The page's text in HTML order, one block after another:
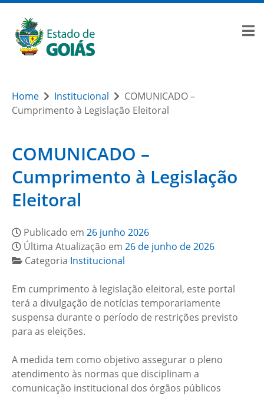
Home Institucional
COMUNICADO –
Cumprimento à Legislação Eleitoral
COMUNICADO –
Cumprimento à Legislação
Eleitoral
Publicado em 26 junho 2026
Última Atualização em 26 de junho de 2026
Categoria Institucional
Em cumprimento à legislação eleitoral, este portal
terá a divulgação de notícias temporariamente
suspensa durante o período de restrições previsto
para as eleições.
A medida tem como objetivo assegurar o pleno
atendimento às normas que disciplinam a
comunicação institucional dos órgãos públicos